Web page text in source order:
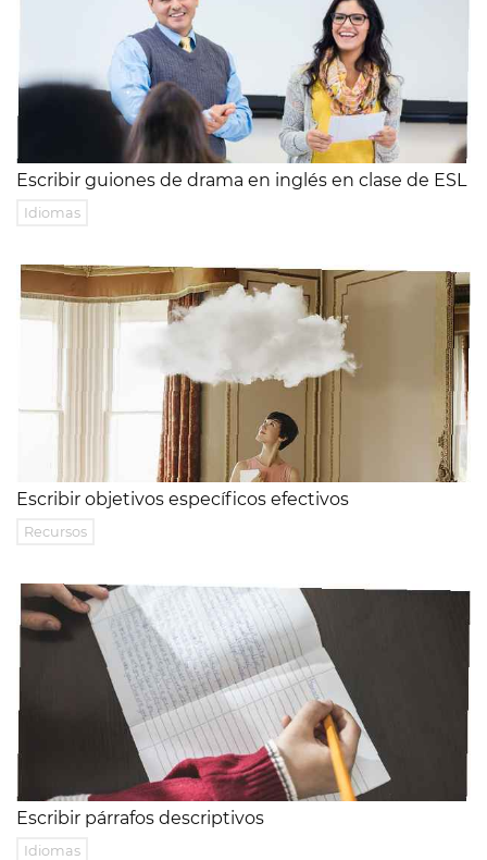
Escribir guiones de drama en inglés en clase de ESL
Idiomas
Escribir objetivos específicos efectivos
Recursos
Escribir párrafos descriptivos
Idiomas